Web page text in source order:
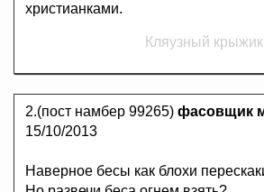
христианками.
Кляузный крыжик
2.(пост намбер 99265) фасовщик
15/10/2013
Наверное бесы как блохи